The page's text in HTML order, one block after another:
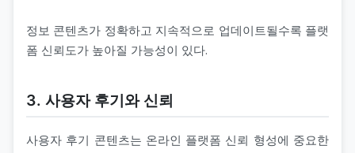
정보 콘텐츠가 정확하고 지속적으로 업데이트될수록 플랫
폼 신뢰도가 높아질 가능성이 있다.
3. 사용자 후기와 신뢰
사용자 후기 콘텐츠는 온라인 플랫폼 신뢰 형성에 중요한